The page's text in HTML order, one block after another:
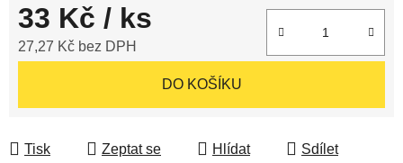
33 Kč / ks
27,27 Kč bez DPH
DO KOŠÍKU
Tisk Zeptat se Hlídat Sdílet